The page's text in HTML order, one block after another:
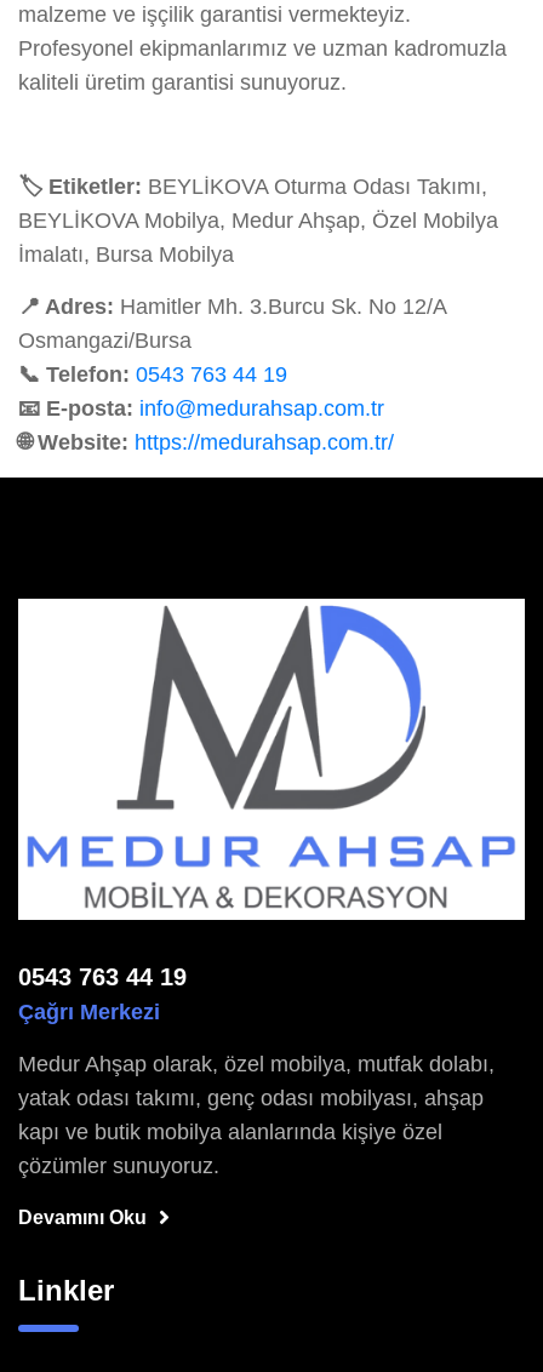
malzeme ve işçilik garantisi vermekteyiz.
Profesyonel ekipmanlarımız ve uzman kadromuzla
kaliteli üretim garantisi sunuyoruz.
🏷️ Etiketler: BEYLİKOVA Oturma Odası Takımı,
BEYLİKOVA Mobilya, Medur Ahşap, Özel Mobilya
İmalatı, Bursa Mobilya
📍 Adres: Hamitler Mh. 3.Burcu Sk. No 12/A
Osmangazi/Bursa
📞 Telefon: 0543 763 44 19
📧 E-posta: info@medurahsap.com.tr
🌐 Website: https://medurahsap.com.tr/
0543 763 44 19
Çağrı Merkezi
Medur Ahşap olarak, özel mobilya, mutfak dolabı,
yatak odası takımı, genç odası mobilyası, ahşap
kapı ve butik mobilya alanlarında kişiye özel
çözümler sunuyoruz.
Devamını Oku
Linkler